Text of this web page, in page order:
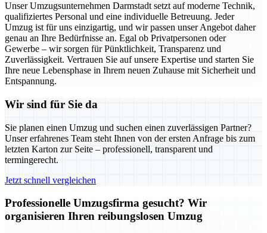
Unser Umzugsunternehmen Darmstadt setzt auf moderne Technik,
qualifiziertes Personal und eine individuelle Betreuung. Jeder
Umzug ist für uns einzigartig, und wir passen unser Angebot daher
genau an Ihre Bedürfnisse an. Egal ob Privatpersonen oder
Gewerbe – wir sorgen für Pünktlichkeit, Transparenz und
Zuverlässigkeit. Vertrauen Sie auf unsere Expertise und starten Sie
Ihre neue Lebensphase in Ihrem neuen Zuhause mit Sicherheit und
Entspannung.
Wir sind für Sie da
Sie planen einen Umzug und suchen einen zuverlässigen Partner?
Unser erfahrenes Team steht Ihnen von der ersten Anfrage bis zum
letzten Karton zur Seite – professionell, transparent und
termingerecht.
Jetzt schnell vergleichen
Professionelle Umzugsfirma gesucht? Wir
organisieren Ihren reibungslosen Umzug